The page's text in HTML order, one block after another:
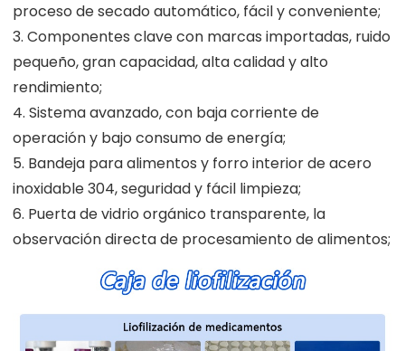
proceso de secado automático, fácil y conveniente;
3. Componentes clave con marcas importadas, ruido
pequeño, gran capacidad, alta calidad y alto
rendimiento;
4. Sistema avanzado, con baja corriente de
operación y bajo consumo de energía;
5. Bandeja para alimentos y forro interior de acero
inoxidable 304, seguridad y fácil limpieza;
6. Puerta de vidrio orgánico transparente, la
observación directa de procesamiento de alimentos;